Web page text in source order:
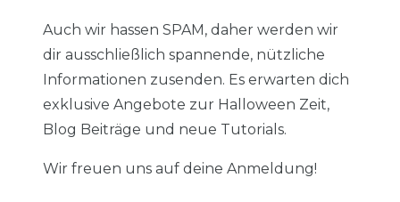
Auch wir hassen SPAM, daher werden wir
dir ausschließlich spannende, nützliche
Informationen zusenden. Es erwarten dich
exklusive Angebote zur Halloween Zeit,
Blog Beiträge und neue Tutorials.
Wir freuen uns auf deine Anmeldung!